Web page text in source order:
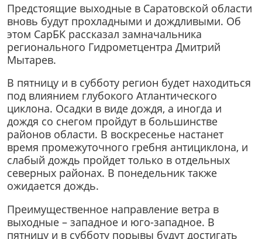
Предстоящие выходные в Саратовской области
вновь будут прохладными и дождливыми. Об
этом СарБК рассказал замначальника
регионального Гидрометцентра Дмитрий
Мытарев.
В пятницу и в субботу регион будет находиться
под влиянием глубокого Атлантического
циклона. Осадки в виде дождя, а иногда и
дождя со снегом пройдут в большинстве
районов области. В воскресенье настанет
время промежуточного гребня антициклона, и
слабый дождь пройдет только в отдельных
северных районах. В понедельник также
ожидается дождь.
Преимущественное направление ветра в
выходные – западное и юго-западное. В
пятницу и в субботу порывы будут достигать